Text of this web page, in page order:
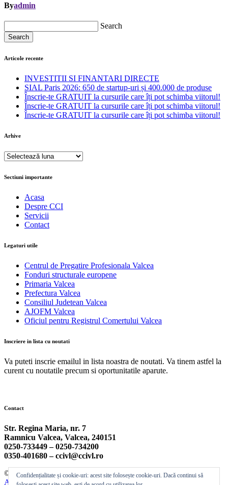
Byadmin
Search
Search
Articole recente
INVESTITII SI FINANTARI DIRECTE
SIAL Paris 2026: 650 de startup-uri și 400.000 de produse
Înscrie-te GRATUIT la cursurile care îți pot schimba viitorul!
Înscrie-te GRATUIT la cursurile care îți pot schimba viitorul!
Înscrie-te GRATUIT la cursurile care îți pot schimba viitorul!
Arhive
Arhive
Sectiuni importante
Acasa
Despre CCI
Servicii
Contact
Legaturi utile
Centrul de Pregatire Profesionala Valcea
Fonduri structurale europene
Primaria Valcea
Prefectura Valcea
Consiliul Judetean Valcea
AJOFM Valcea
Oficiul pentru Registrul Comertului Valcea
Inscriere in lista cu noutati
Va puteti inscrie emailul in lista noastra de noutati. Va tinem astfel la
curent cu noutatile precum si oportunitatile aparute.
Contact
Str. Regina Maria, nr. 7
Ramnicu Valcea, Valcea, 240151
0250-733449 –0250-734200
0350-401680 –ccivl@ccivl.ro
© 2026 Camera de Comert si Industrie Valcea | Theme byTheme
Ansar
Confidențialitate și cookie-uri: acest site folosește cookie-uri. Dacă continui să